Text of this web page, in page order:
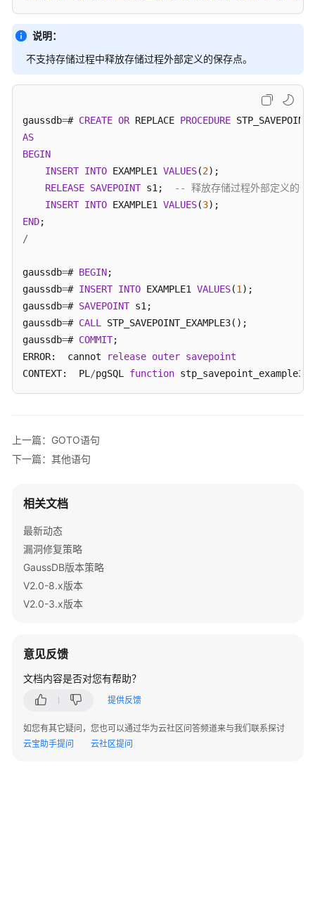
说明：
不支持存储过程中释放存储过程外部定义的保存点。
gaussdb=# CREATE OR REPLACE PROCEDURE
AS
BEGIN
INSERT INTO EXAMPLE1 VALUES(2);
RELEASE SAVEPOINT s1;
-- 释放存储过程外部定义的保
INSERT INTO EXAMPLE1 VALUES(3
END
/
gaussdb=# BEGIN;
gaussdb=# INSERT INTO EXAMPLE1 VALUES(1 );
gaussdb=# SAVEPOINT s1;
gaussdb=# CALL
STP_SAVEPOINT_EXAMPLE3();
gaussdb=# COMMIT;
ERROR:  cannot
release outer savepoint
CONTEXT:  PL /pgSQL function
上一篇：GOTO语句
下一篇：其他语句
相关文档
最新动态
漏洞修复策略
GaussDB版本策略
V2.0-8.x版本
V2.0-3.x版本
意见反馈
文档内容是否对您有帮助？
提供反馈
如您有其它疑问，您也可以通过华为云社区问答频道来与我们联系探讨
云宝助手提问
云社区提问